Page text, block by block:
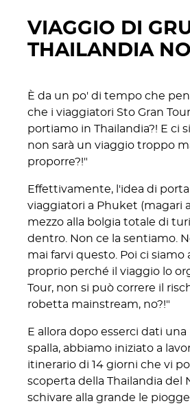
VIAGGIO DI
THAILANDIA
È da un po' di tempo che
che i viaggiatori Sto Gran
portiamo in Thailandia?! E ci
non sarà un viaggio troppo
proporre?!"
Effettivamente, l'idea di
viaggiatori a Phuket (magari
mezzo alla bolgia totale di
dentro. Non ce la sentiamo.
mai farvi questo. Poi ci siamo
proprio perché il viaggio lo
Tour, non si può correre il
robetta mainstream, no?!"
E allora dopo esserci dati una
spalla, abbiamo iniziato a
itinerario di 14 giorni che vi
scoperta della Thailandia del
schivare alla grande le